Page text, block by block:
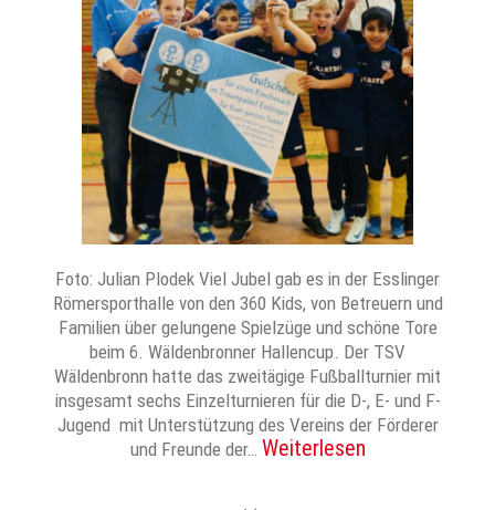
Foto: Julian Plodek Viel Jubel gab es in der Esslinger
Römersporthalle von den 360 Kids, von Betreuern und
Familien über gelungene Spielzüge und schöne Tore
beim 6. Wäldenbronner Hallencup. Der TSV
Wäldenbronn hatte das zweitägige Fußballturnier mit
insgesamt sechs Einzelturnieren für die D-, E- und F-
Jugend mit Unterstützung des Vereins der Förderer
und Freunde der… Weiterlesen